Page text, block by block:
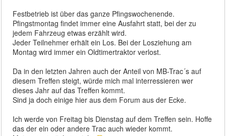
Festbetrieb ist über das ganze Pfingswochenende.
Pfingstmontag findet immer eine Ausfahrt statt, bei der zu
jedem Fahrzeug etwas erzählt wird.
Jeder Teilnehmer erhält ein Los. Bei der Losziehung am
Montag wird immer ein Oldtimertraktor verlost.
Da in den letzten Jahren auch der Anteil von MB-Trac´s auf
diesem Treffen steigt, würde mich mal interressieren wer
dieses Jahr auf das Treffen kommt.
Sind ja doch einige hier aus dem Forum aus der Ecke.
Ich werde von Freitag bis Dienstag auf dem Treffen sein. Hoffe
das der ein oder andere Trac auch wieder kommt.